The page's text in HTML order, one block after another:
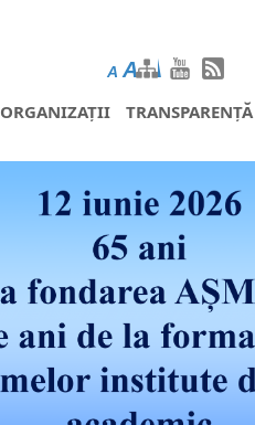
A AA
ORGANIZAȚII TRANSPARENȚĂ